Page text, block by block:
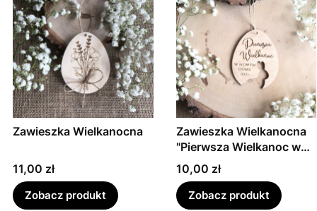
Zawieszka Wielkanocna
Cena
11,00 zł
Zobacz produkt
Zawieszka Wielkanocna
"Pierwsza Wielkanoc w
nowym domu"
Cena
10,00 zł
Zobacz produkt